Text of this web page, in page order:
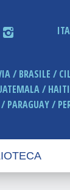
i ITA
BRASILE
HAITI
PARAGUAY